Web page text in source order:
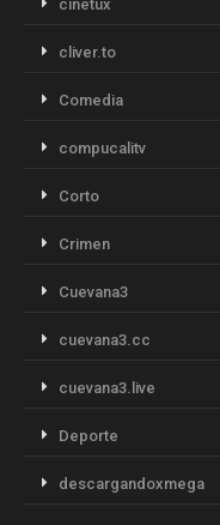
cinetux
cliver.to
Comedia
compucalitv
Corto
Crimen
Cuevana3
cuevana3.cc
cuevana3.live
Deporte
descargandoxmega